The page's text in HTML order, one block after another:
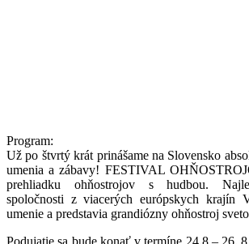
Program:
Už po štvrtý krát prinášame na Slovensko
umenia a zábavy! FESTIVAL
prehliadku ohňostrojov s hudbou.
spoločnosti z viacerých európskych krajín
umenie a predstavia grandiózny ohňostroj
Podujatie sa bude konať v termíne 24.8 – 26.